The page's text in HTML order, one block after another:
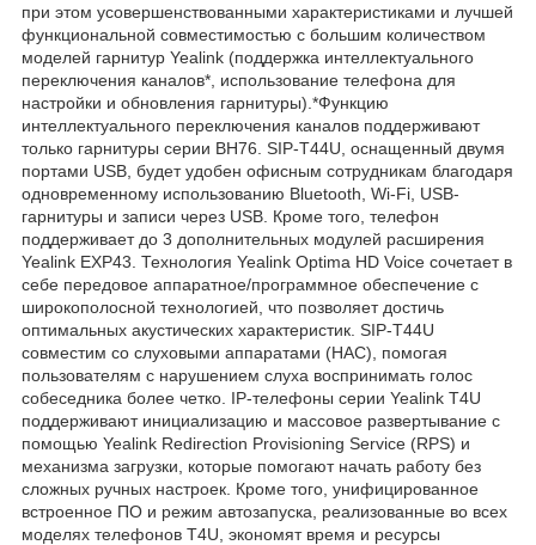
при этом усовершенствованными характеристиками и лучшей
функциональной совместимостью с большим количеством
моделей гарнитур Yealink (поддержка интеллектуального
переключения каналов*, использование телефона для
настройки и обновления гарнитуры).*Функцию
интеллектуального переключения каналов поддерживают
только гарнитуры серии BH76. SIP-T44U, оснащенный двумя
портами USB, будет удобен офисным сотрудникам благодаря
одновременному использованию Bluetooth, Wi-Fi, USB-
гарнитуры и записи через USB. Кроме того, телефон
поддерживает до 3 дополнительных модулей расширения
Yealink EXP43. Технология Yealink Optima HD Voice сочетает в
себе передовое аппаратное/программное обеспечение с
широкополосной технологией, что позволяет достичь
оптимальных акустических характеристик. SIP-T44U
совместим со слуховыми аппаратами (HAC), помогая
пользователям с нарушением слуха воспринимать голос
собеседника более четко. IP-телефоны серии Yealink T4U
поддерживают инициализацию и массовое развертывание с
помощью Yealink Redirection Provisioning Service (RPS) и
механизма загрузки, которые помогают начать работу без
сложных ручных настроек. Кроме того, унифицированное
встроенное ПО и режим автозапуска, реализованные во всех
моделях телефонов T4U, экономят время и ресурсы